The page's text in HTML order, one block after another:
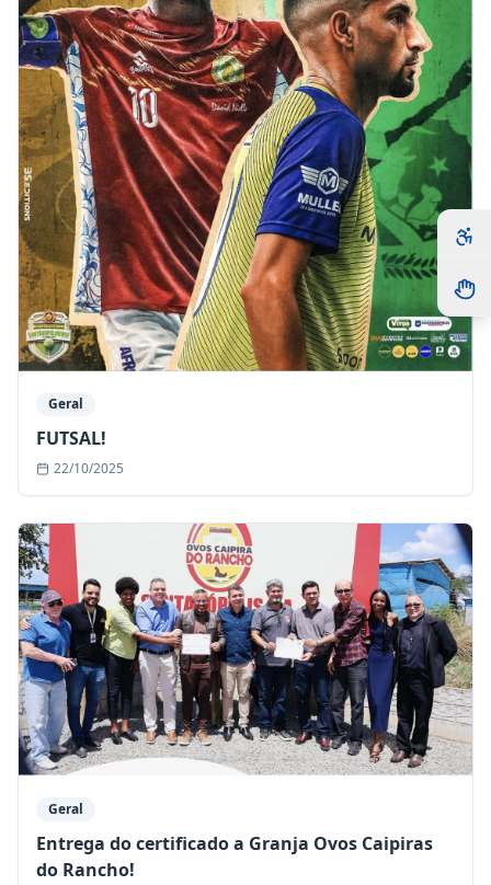
Geral
FUTSAL!
22/10/2025
Geral
Entrega do certificado a Granja Ovos Caipiras
do Rancho!